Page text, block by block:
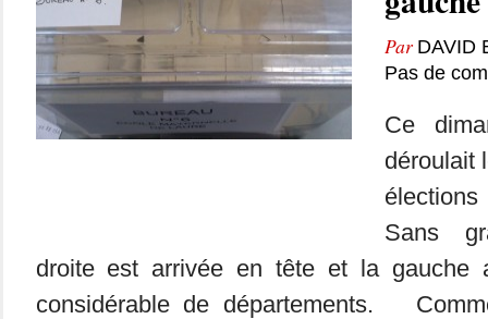
Par DAVID
Pas de
Ce
déroulait
Sans
droite est arrivée en tête et la gauche
considérable de départements.